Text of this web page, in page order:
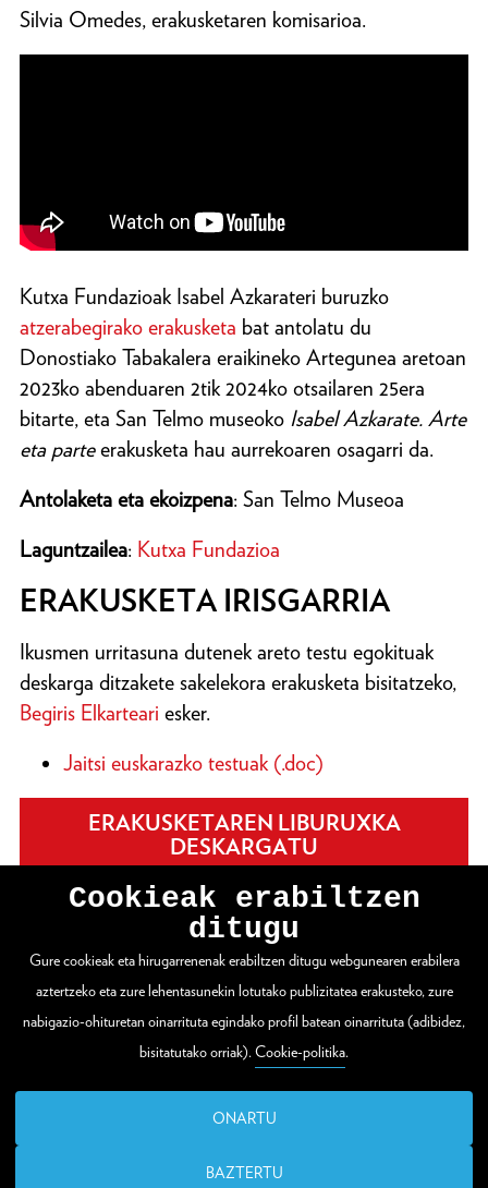
Silvia Omedes, erakusketaren komisarioa.
Kutxa Fundazioak Isabel Azkarateri buruzko
atzerabegirako erakusketa bat antolatu du
Donostiako Tabakalera eraikineko Artegunea aretoan
2023ko abenduaren 2tik 2024ko otsailaren 25era
bitarte, eta San Telmo museoko Isabel Azkarate. Arte
eta parteerakusketa hau aurrekoaren osagarri da.
Antolaketa eta ekoizpena: San Telmo Museoa
Laguntzailea: Kutxa Fundazioa
ERAKUSKETA IRISGARRIA
Ikusmen urritasuna dutenek areto testu egokituak
deskarga ditzakete sakelekora erakusketa bisitatzeko,
Begiris Elkarteari esker.
Jaitsi euskarazko testuak (.doc)
ERAKUSKETAREN LIBURUXKA
DESKARGATU
WEBGUNE OSOA IKUSI
20003 Donostia / San Sebastián
T. (00 34) 943 48 15 80
Cookieak erabiltzen
ditugu
Gure cookieak eta hirugarrenenak erabiltzen ditugu webgunearen erabilera
aztertzeko eta zure lehentasunekin lotutako publizitatea erakusteko, zure
nabigazio-ohituretan oinarrituta egindako profil batean oinarrituta (adibidez,
bisitatutako orriak).Cookie-politika.
BAZTERTU
ONARTU